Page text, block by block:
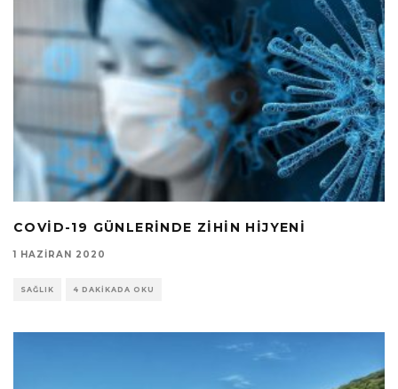
COVID-19 GÜNLERINDE ZIHIN HIJYENI
1 HAZIRAN 2020
SAĞLIK 4 DAKIKADA OKU